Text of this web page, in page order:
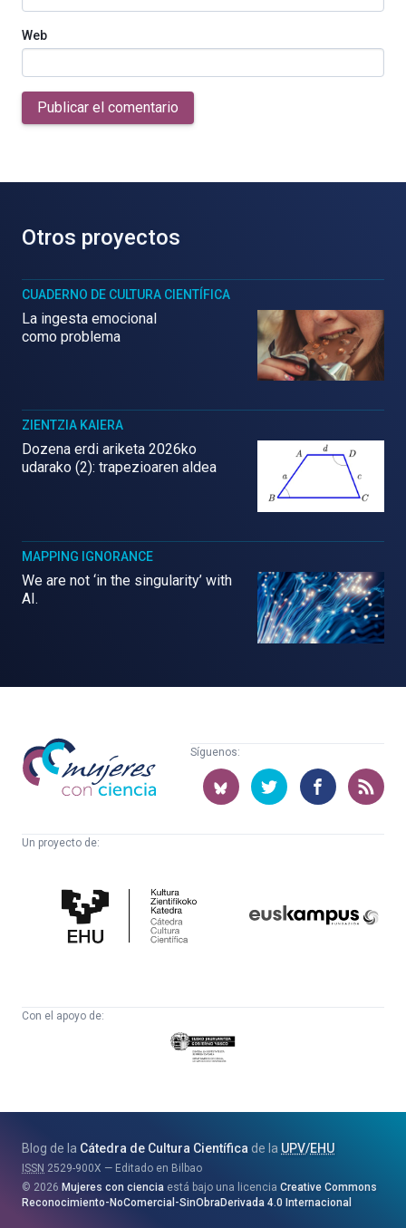
Web
Publicar el comentario
Otros proyectos
CUADERNO DE CULTURA CIENTÍFICA
La ingesta emocional
como problema
ZIENTZIA KAIERA
Dozena erdi ariketa 2026ko
udarako (2): trapezioaren aldea
MAPPING IGNORANCE
We are not ‘in the singularity’ with
AI.
Mujeres
con
ciencia
Síguenos:
Un proyecto de:
Cultura
Científica
Con el apoyo de:
Eusko
Jaurlaritza
eta
Berrikuntza
Saila
Blog de la Cátedra de Cultura Científica de la UPV/EHU
ISSN 2529-900X
Editado en Bilbao
2026 Mujeres con ciencia está bajo una licencia Creative Commons
Reconocimiento-NoComercial-SinObraDerivada 4.0 Internacional